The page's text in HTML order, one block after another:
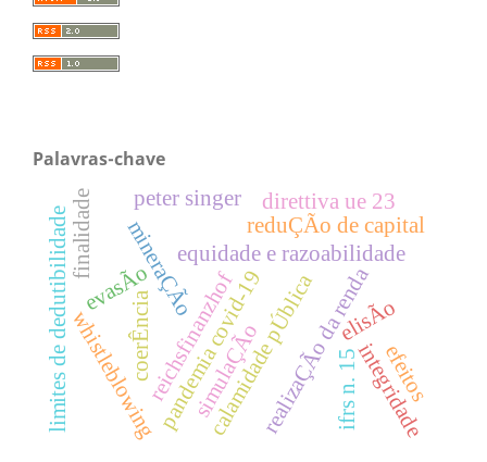
Palavras-chave
reichsfinanzhof
whistleblowing calamidade pÚblica
pandemia covid-19
equidade e razoabilidade
realizaÇÃo da renda
reduÇÃo de capital
elisÃo
direttiva ue 23
limites de dedutibilidade integridade
mineraÇÃo
ifrs n. 15
coerÊncia
peter singer
simulaÇÃo
evasÃo
efeitos
finalidade